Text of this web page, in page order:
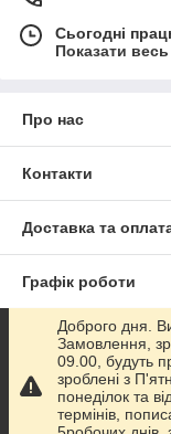
Сьогодні
Показати
Про нас
Контакти
Доставка та
Графік роботи
Повна версія
Сайт створено на
Доброго дня.
Замовлення,
09.00, будуть
зроблені з
понеділок та
термінів,